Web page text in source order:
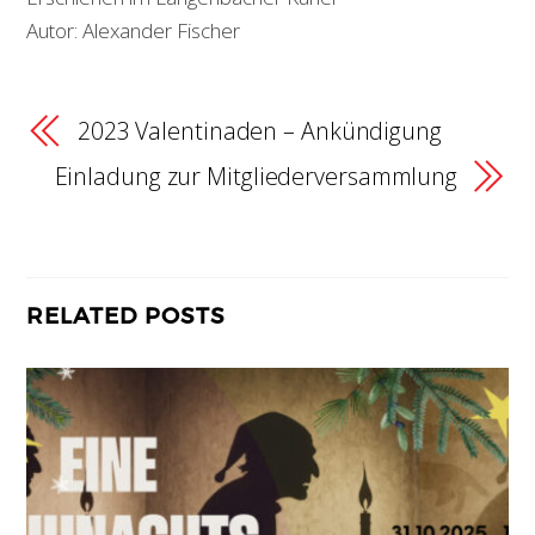
Autor: Alexander Fischer
2023 Valentinaden – Ankündigung
Einladung zur Mitgliederversammlung
RELATED POSTS